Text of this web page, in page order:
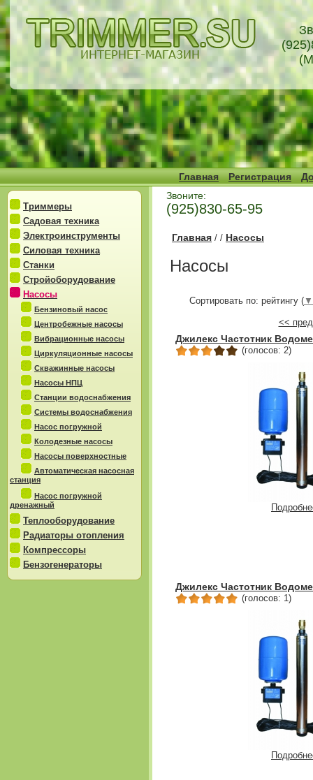
Главная Регистрация
Триммеры
Садовая техника
Электроинструменты
Силовая техника
Станки
Стройоборудование
Насосы
Бензиновый насос
Центробежные насосы
Вибрационные насосы
Циркуляционные насосы
Скважинные насосы
Насосы НПЦ
Станции водоснабжения
Системы водоснабжения
Насос погружной
Колодезные насосы
Насосы поверхностные
Автоматическая насосная
станция
Насос погружной
дренажный
Теплооборудование
Радиаторы отопления
Компрессоры
Бензогенераторы
Звоните:
(925)830-65-95
Главная / / Насосы
Насосы
Сортировать по: рейтингу ( ▼
<< пред
Джилекс Частотник
(голосов: 2)
Джилекс Частотник
(голосов: 1)